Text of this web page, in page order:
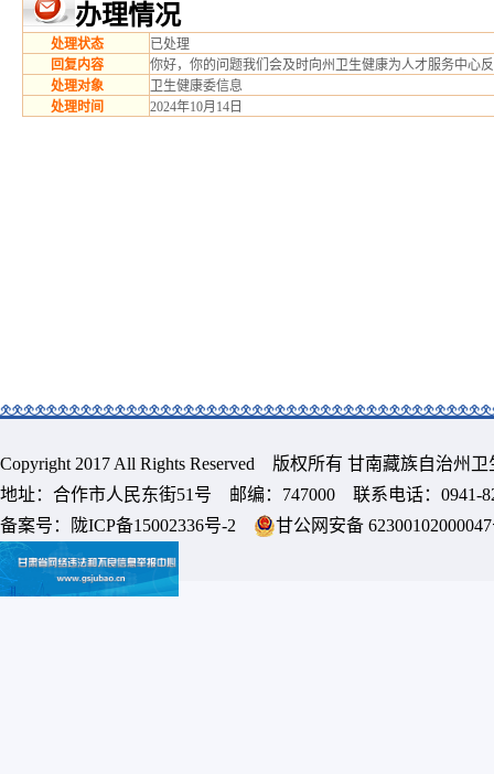
办理情况
处理状态
已处理
回复内容
你好，你的问题我们会及时向州卫生健康为人才服务中心
处理对象
卫生健康委信息
处理时间
2024年10月14日
Copyright 2017 All Rights Reserved 版权所有 甘南藏族自治州
地址：合作市人民东街51号 邮编：747000 联系电话：0941-
备案号：
陇ICP备15002336号-2 甘公网安备